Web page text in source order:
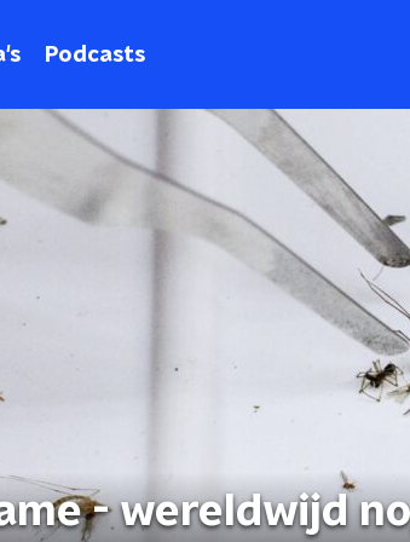
Podcasts
- wereldwijd